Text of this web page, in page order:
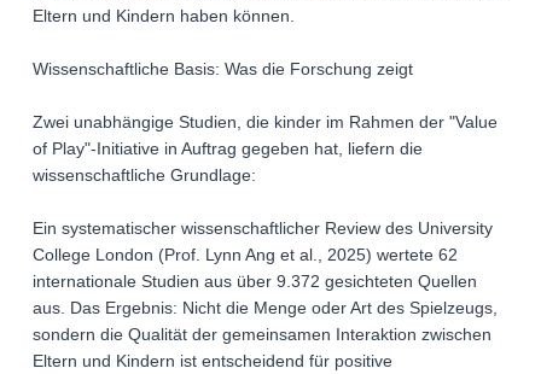
Eltern und Kindern haben können.
Wissenschaftliche Basis: Was die Forschung zeigt
Zwei unabhängige Studien, die kinder im Rahmen der "Value
of Play"-Initiative in Auftrag gegeben hat, liefern die
wissenschaftliche Grundlage:
Ein systematischer wissenschaftlicher Review des University
College London (Prof. Lynn Ang et al., 2025) wertete 62
internationale Studien aus über 9.372 gesichteten Quellen
aus. Das Ergebnis: Nicht die Menge oder Art des Spielzeugs,
sondern die Qualität der gemeinsamen Interaktion zwischen
Eltern und Kindern ist entscheidend für positive